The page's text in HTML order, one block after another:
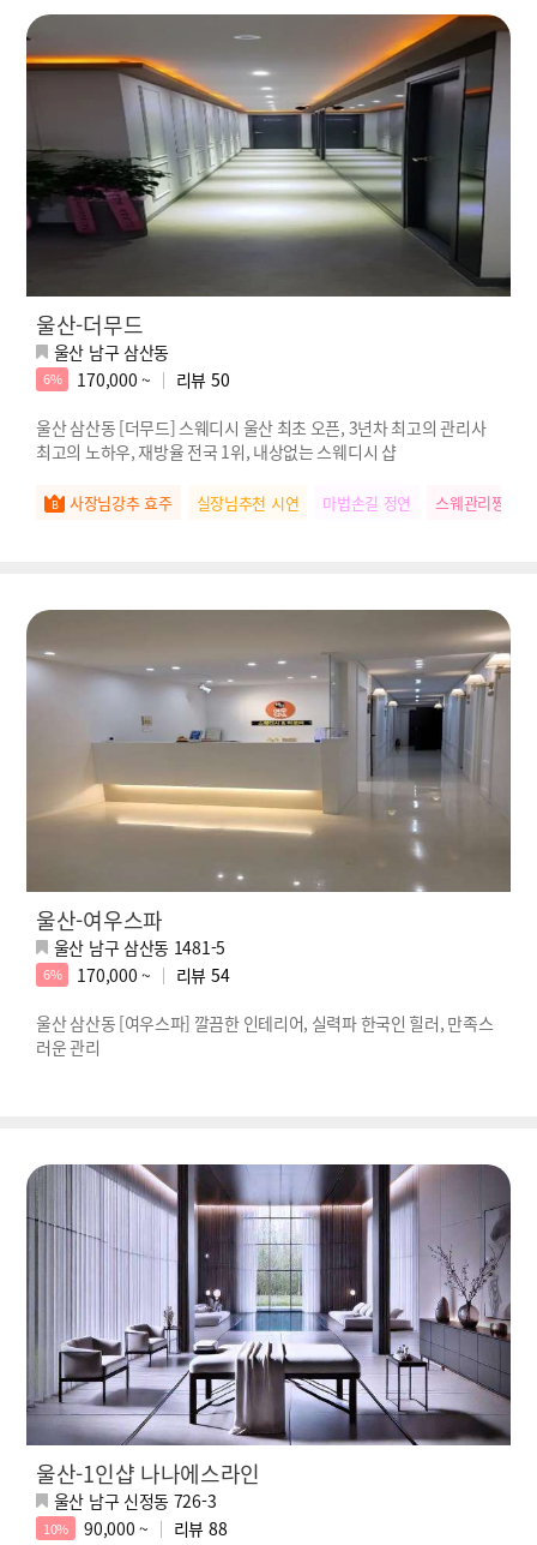
울산-더무드
울산 남구 삼산동
6% 170,000 ~ 리뷰 50
울산 삼산동 [더무드] 스웨디시 울산 최초 오픈, 3년차 최고의 관리사
최고의 노하우, 재방율 전국 1위, 내상없는 스웨디시 샵
사장님강추 효주 실장님추천 시연 마법손길 정연 스웨관리짱 하영
울산-여우스파
울산 남구 삼산동 1481-5
6% 170,000 ~ 리뷰 54
울산 삼산동 [여우스파] 깔끔한 인테리어, 실력파 한국인 힐러, 만족스
러운 관리
울산-1인샵 나나에스라인
울산 남구 신정동 726-3
10% 90,000 ~ 리뷰 88